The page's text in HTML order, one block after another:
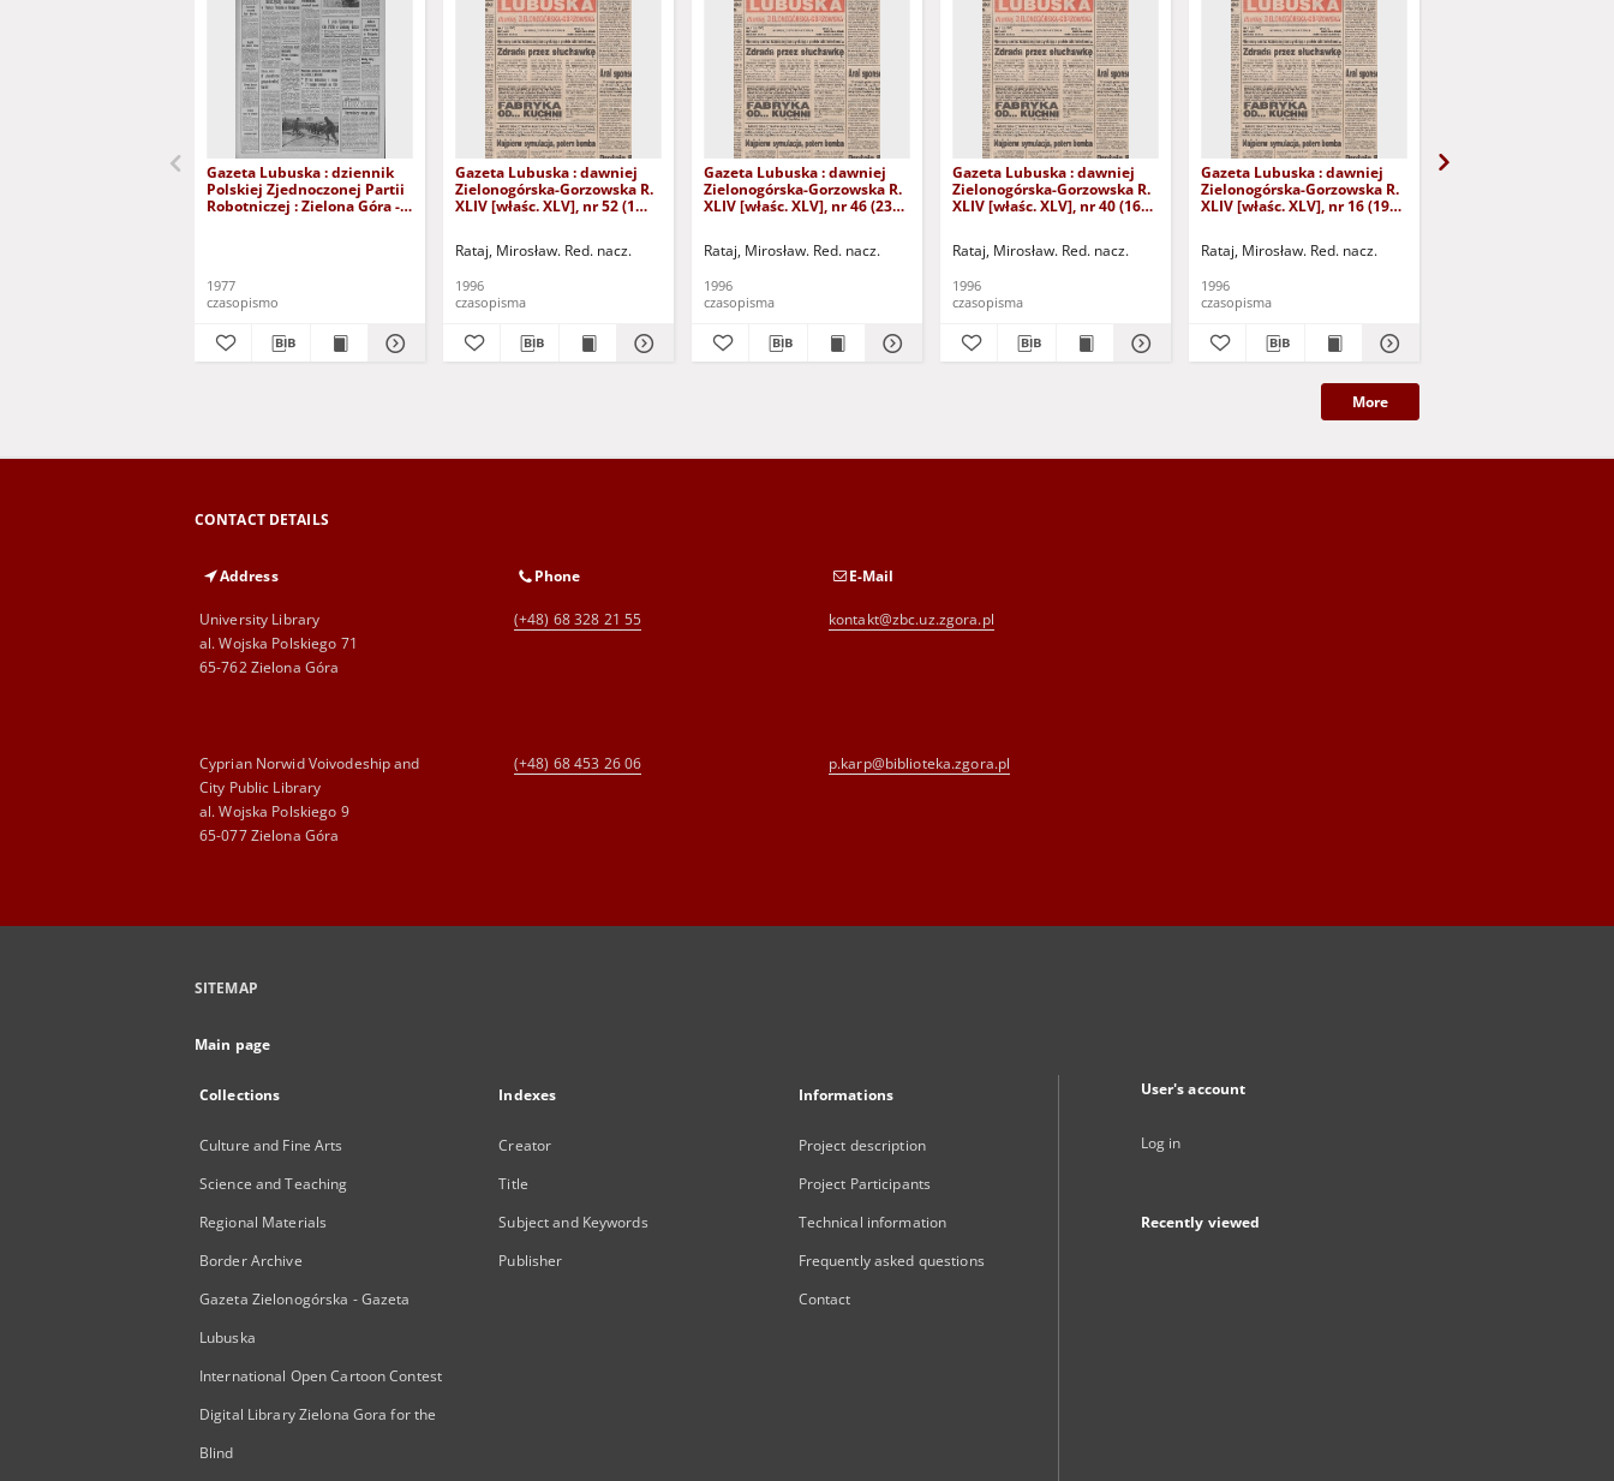
Gazeta Lubuska : dziennik
Polskiej Zjednoczonej Partii
Robotniczej : Zielona Góra -
1977
czasopismo
Gazeta Lubuska : dawniej
Zielonogórska-Gorzowska R.
XLIV [właśc. XLV], nr 52 (1
Rataj, Mirosław. Red. nacz.
1996
czasopisma
Gazeta Lubuska : dawniej
Zielonogórska-Gorzowska R.
XLIV [właśc. XLV], nr 46 (23
Rataj, Mirosław. Red. nacz.
1996
czasopisma
Gazeta Lubuska : dawniej
Zielonogórska-Gorzowska R.
XLIV [właśc. XLV], nr 40 (16
Rataj, Mirosław. Red. nacz.
1996
czasopisma
Gazeta Lubuska : dawniej
Zielonogórska-Gorzowska R.
XLIV [właśc. XLV], nr 16 (19
Rataj, Mirosław. Red. nacz.
1996
czasopisma
More
CONTACT DETAILS
Address
University Library
al. Wojska Polskiego 71
65-762 Zielona Góra
Phone
(+48) 68 328 21 55
E-Mail
kontakt@zbc.uz.zgora.pl
Cyprian Norwid Voivodeship and
City Public Library
al. Wojska Polskiego 9
65-077 Zielona Góra
(+48) 68 453 26 06 p.karp@biblioteka.zgora.pl
SITEMAP
Main page
Collections
Culture and Fine Arts
Science and Teaching
Regional Materials
Border Archive
Gazeta Zielonogórska - Gazeta
Lubuska
International Open Cartoon Contest
Digital Library Zielona Gora for the
Blind
Indexes
Creator
Title
Subject and Keywords
Publisher
Informations
Project description
Project Participants
Technical information
Frequently asked questions
Contact
User's account
Log in
Recently viewed